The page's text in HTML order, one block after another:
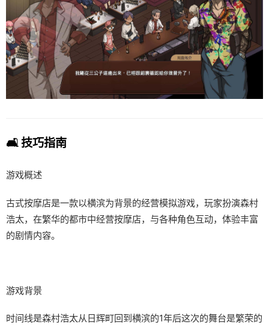
🛋️ 技巧指南
游戏概述
古式按摩店是一款以横滨为背景的经营模拟游戏，玩家扮演森村
浩太，在繁华的都市中经营按摩店，与各种角色互动，体验丰富
的剧情内容。
游戏背景
时间线是森村浩太从日辉町回到横滨的1年后这次的舞台是繁荣的